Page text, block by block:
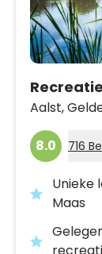
Aalst,
8.0 716
Unieke
Maas